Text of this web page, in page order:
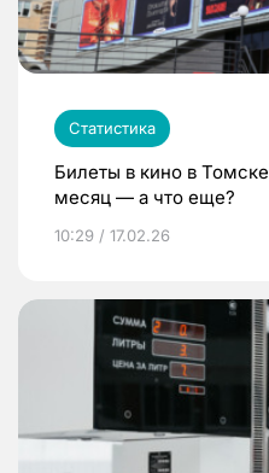
Статистика
Билеты в кино в
месяц — а что еще?
10:29 / 17.02.26